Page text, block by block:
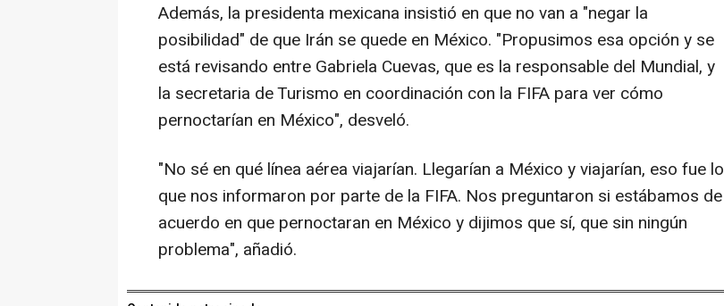
Además, la presidenta mexicana insistió en que no van a "negar la
posibilidad" de que Irán se quede en México. "Propusimos esa opción y se
está revisando entre Gabriela Cuevas, que es la responsable del Mundial, y
la secretaria de Turismo en coordinación con la FIFA para ver cómo
pernoctarían en México", desveló.
"No sé en qué línea aérea viajarían. Llegarían a México y viajarían, eso fue lo
que nos informaron por parte de la FIFA. Nos preguntaron si estábamos de
acuerdo en que pernoctaran en México y dijimos que sí, que sin ningún
problema", añadió.